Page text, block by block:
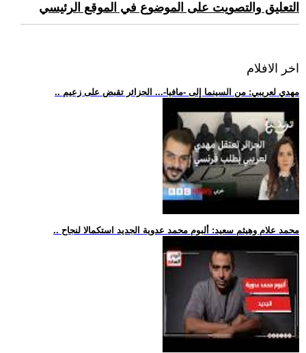
التعليق والتصويت على الموضوع في الموقع الرئيسي
اخر الافلام
.. مهدي لعريبي: من السينما إلى -مافيا-... الجزائر تقبض على زعيم
.. محمد علام وهيثم سعيد: ألبوم محمد عدوية الجديد استكمالا لنجاح